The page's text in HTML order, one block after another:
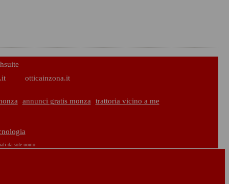
otticainzona.it
annunci gratis monza
trattoria vicino a me
da sole uomo